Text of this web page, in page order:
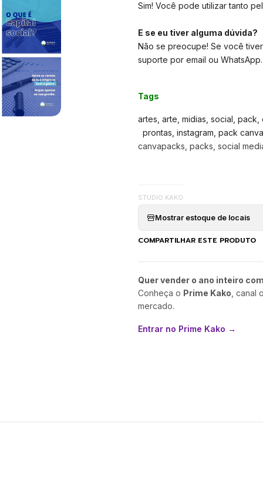
Sim! Você pode utilizar tanto
E se eu tiver alguma dúvida?
Não se preocupe! Se você
suporte por email ou WhatsApp.
Tags
artes, arte, midias, social,
prontas, instagram, pack
canvapacks, packs, social
STUDIO KAKO
Mostrar estoque de locais
COMPARTILHAR ESTE PRODUTO
Quer vender o ano inteiro
Conheça o Prime Kako ,
mercado.
Entrar no Prime Kako →